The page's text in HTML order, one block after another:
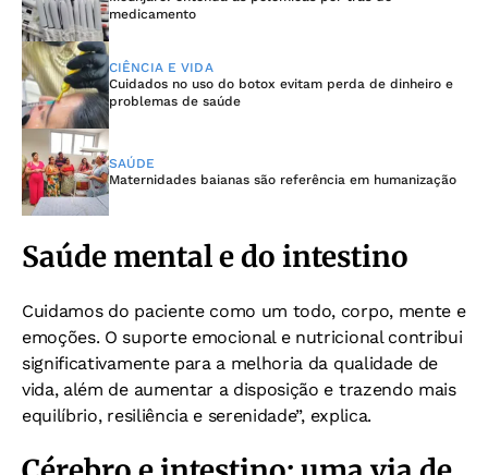
medicamento
CIÊNCIA E VIDA
Cuidados no uso do botox evitam perda de dinheiro e
problemas de saúde
SAÚDE
Maternidades baianas são referência em humanização
Saúde mental e do intestino
Cuidamos do paciente como um todo, corpo, mente e
emoções. O suporte emocional e nutricional contribui
significativamente para a melhoria da qualidade de
vida, além de aumentar a disposição e trazendo mais
equilíbrio, resiliência e serenidade”, explica.